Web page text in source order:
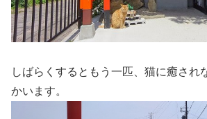
しばらくするともう一匹、猫に癒され
かいます。